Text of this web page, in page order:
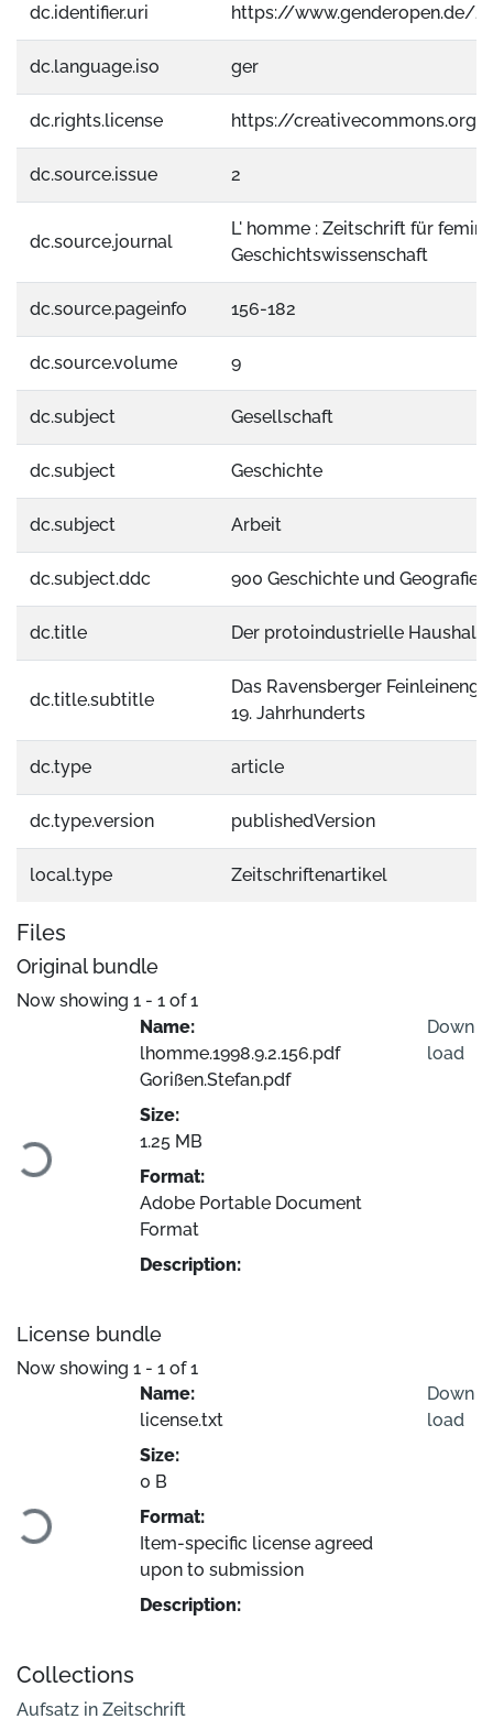
dc.identifier.uri https://www.genderopen.de/
dc.language.iso ger
dc.rights.license https://
dc.source.issue 2
dc.source.journal
L' homme : Zeitschrift für
Geschichtswissenschaft
dc.source.pageinfo 156-182
dc.source.volume 9
dc.subject Gesellschaft
dc.subject Geschichte
dc.subject Arbeit
dc.subject.ddc 900 Geschichte und Geografie
dc.title Der protoindustrielle Haushalt
dc.title.subtitle
Das Ravensberger
19. Jahrhunderts
dc.type article
dc.type.version publishedVersion
local.type Zeitschriftenartikel
Files
Original bundle
Now showing 1 - 1 of 1
Loading...
Name:
lhomme.1998.9.2.156.pdf
Gorißen.Stefan.pdf
Size:
1.25 MB
Format:
Adobe Portable Document
Format
Description:
Down
load
License bundle
Now showing 1 - 1 of 1
Loading...
Name:
license.txt
Size:
0 B
Format:
Item-specific license agreed
upon to submission
Description:
Down
load
Collections
Aufsatz in Zeitschrift